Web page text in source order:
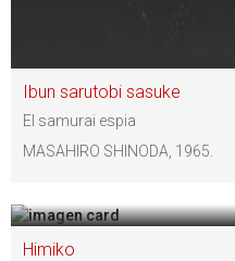
Ibun sarutobi sasuke
El samurai espia
MASAHIRO SHINODA, 1965.
Himiko